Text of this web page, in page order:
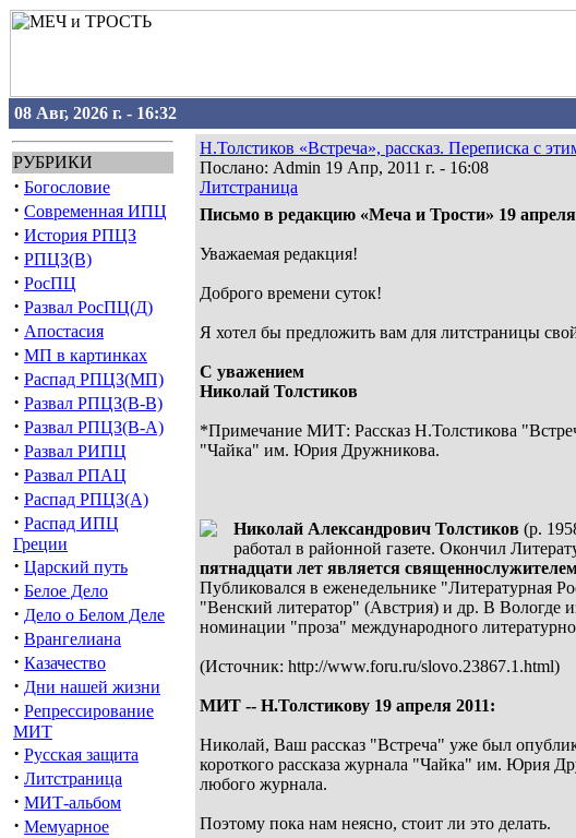
08 Авг, 2026 г. - 16:32
РУБРИКИ
· Богословие
· Современная ИПЦ
· История РПЦЗ
· РПЦЗ(В)
· РосПЦ
· Развал РосПЦ(Д)
· Апостасия
· МП в картинках
· Распад РПЦЗ(МП)
· Развал РПЦЗ(В-В)
· Развал РПЦЗ(В-А)
· Развал РИПЦ
· Развал РПАЦ
· Распад РПЦЗ(А)
· Распад ИПЦ
Греции
· Царский путь
· Белое Дело
· Дело о Белом Деле
· Врангелиана
· Казачество
· Дни нашей жизни
· Репрессирование
МИТ
· Русская защита
· Литстраница
· МИТ-альбом
· Мемуарное
Н.Толстиков «Встреча», рассказ. Переписка с
Послано: Admin 19 Апр, 2011 г. - 16:08
Литстраница
Письмо в редакцию «Меча и Трости» 19 апреля
Уважаемая редакция!
Доброго времени суток!
Я хотел бы предложить вам для литстраницы
С уважением
Николай Толстиков
*Примечание МИТ: Рассказ Н.Толстикова
"Чайка" им. Юрия Дружникова.
Николай Александрович Толстиков (р.
работал в районной газете. Окончил
пятнадцати лет является
Публиковался в еженедельнике
"Венский литератор" (Австрия) и др. В Вологде
номинации "проза" международного
(Источник: http://www.foru.ru/slovo.23867.1.html)
МИТ -- Н.Толстикову 19 апреля 2011:
Николай, Ваш рассказ "Встреча" уже был
короткого рассказа журнала "Чайка" им. Юрия
любого журнала.
Поэтому пока нам неясно, стоит ли это делать.